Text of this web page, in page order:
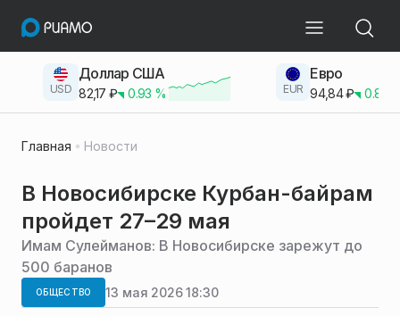
USD
Доллар США
82,17 ₽ 0.93 % EUR
Евро
94,84₽ 0.83
Главная Новости
В Новосибирске Курбан-байрам
пройдет 27–29 мая
Имам Сулейманов: В Новосибирске зарежут до
500 баранов
ОБЩЕСТВО 13 мая 2026 18:30